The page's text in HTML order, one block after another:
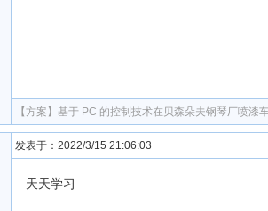
【方案】 基于 PC 的控制技术在贝森朵夫钢琴厂喷漆
发表于：2022/3/15 21:06:03
天天学习